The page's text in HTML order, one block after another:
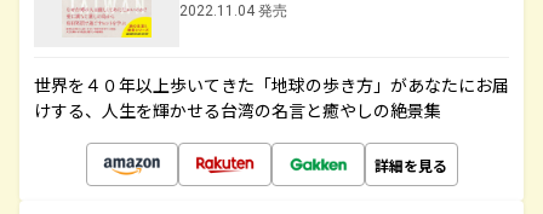
2022.11.04 発売
世界を４０年以上歩いてきた「地球の歩き方」があなたにお届
けする、人生を輝かせる台湾の名言と癒やしの絶景集
詳細を見る